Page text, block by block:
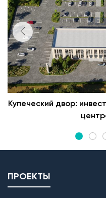
Купеческий двор:
ПРОЕКТЫ